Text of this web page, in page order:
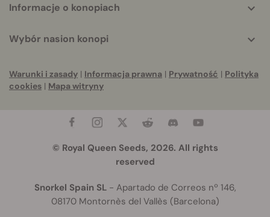
Informacje o konopiach
Wybór nasion konopi
Warunki i zasady | Informacja prawna | Prywatność | Polityka
cookies | Mapa witryny
© Royal Queen Seeds, 2026. All rights
reserved
Snorkel Spain SL- Apartado de Correos nº 146,
08170 Montornès del Vallès (Barcelona)